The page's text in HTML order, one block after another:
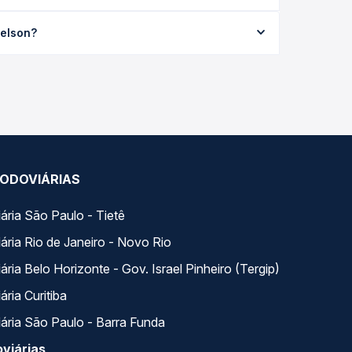
as viações em tempo real e garante a melhor
São Paulo - Tietê
Rio de Janeiro - Novo Rio
Belo Horizonte - Gov. Israel Pinheiro (Tergip)
Curitiba
São Paulo - Barra Funda